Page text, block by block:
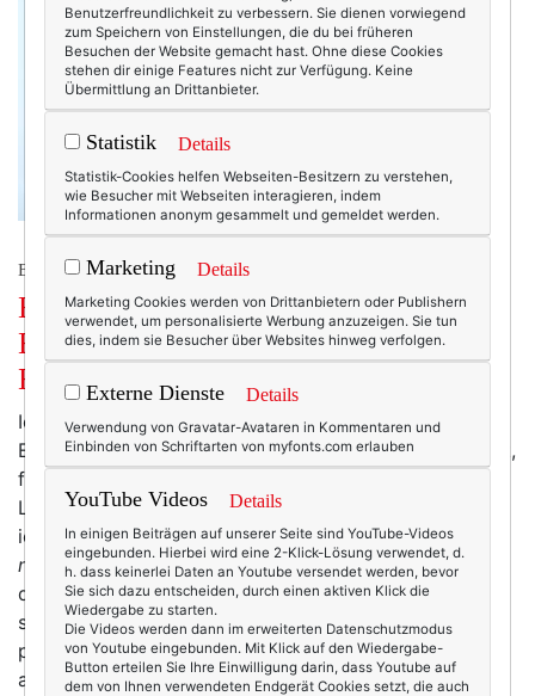
BEAUTY & FASHION
Entspannen leicht gemacht!
Beruhigende Hautmassage im Eucerin
HautInstitut.
Ich habe in letzter Zeit ein paar Mal über das Thema
Erschöpfung geschrieben. Über das Gefühl ausgelaugt,
fast ein wenig ausgebrannt zu sein – von den To-do-
Listen im Kopf, mit denen ich niemals fertig werde. Ja,
ich glaube, mit am meisten erschöpft mich, dass ich
nie
fertig werde.Immerist noch was. Natürlich geht
das nicht nur mir so. Unsere Zeitistbusy. Wir sind
ständig auf Sendung, ständig auf Empfang. Immer
präsent. Das macht einerseits Spaß, klar, aber es ist
auch… mehr
Benutzerfreundlichkeit zu verbessern. Sie dienen vorwiegend
zum Speichern von Einstellungen, die du bei früheren
Besuchen der Website gemacht hast. Ohne diese Cookies
stehen dir einige Features nicht zur Verfügung. Keine
Übermittlung an Drittanbieter.
Statistik Details
Statistik-Cookies helfen Webseiten-Besitzern zu verstehen,
wie Besucher mit Webseiten interagieren, indem
Informationen anonym gesammelt und gemeldet werden.
Marketing Details
Marketing Cookies werden von Drittanbietern oder Publishern
verwendet, um personalisierte Werbung anzuzeigen. Sie tun
dies, indem sie Besucher über Websites hinweg verfolgen.
Externe Dienste Details
Verwendung von Gravatar-Avataren in Kommentaren und
Einbinden von Schriftarten von myfonts.com erlauben
YouTube Videos Details
In einigen Beiträgen auf unserer Seite sind YouTube-Videos
eingebunden. Hierbei wird eine 2-Klick-Lösung verwendet, d.
h. dass keinerlei Daten an Youtube versendet werden, bevor
Sie sich dazu entscheiden, durch einen aktiven Klick die
Wiedergabe zu starten.
Die Videos werden dann im erweiterten Datenschutzmodus
von Youtube eingebunden. Mit Klick auf den Wiedergabe-
Button erteilen Sie Ihre Einwilligung darin, dass Youtube auf
dem von Ihnen verwendeten Endgerät Cookies setzt, die auch